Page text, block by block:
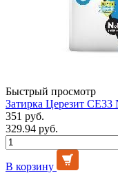
Быстрый просмотр
Затирка Церезит
351 руб.
329.94 руб.
В корзину